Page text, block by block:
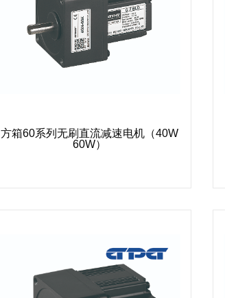
方箱60系列无刷直流减速电机（40W
60W）